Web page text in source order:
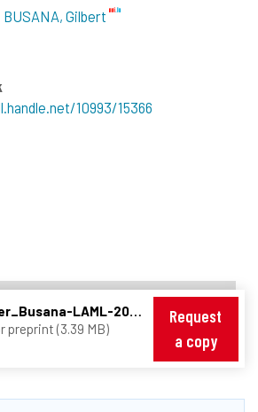
BUSANA, Gilbert
10993/15366
Reuter_Busana-LAML-2014-01-31-reduced.pdf
preprint (3.39 MB)
Request
a copy